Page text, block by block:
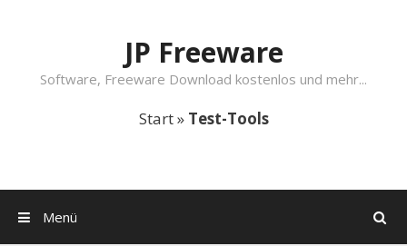
JP Freeware
Software, Freeware Download kostenlos und mehr...
Start» Test-Tools
Suchen
Menü